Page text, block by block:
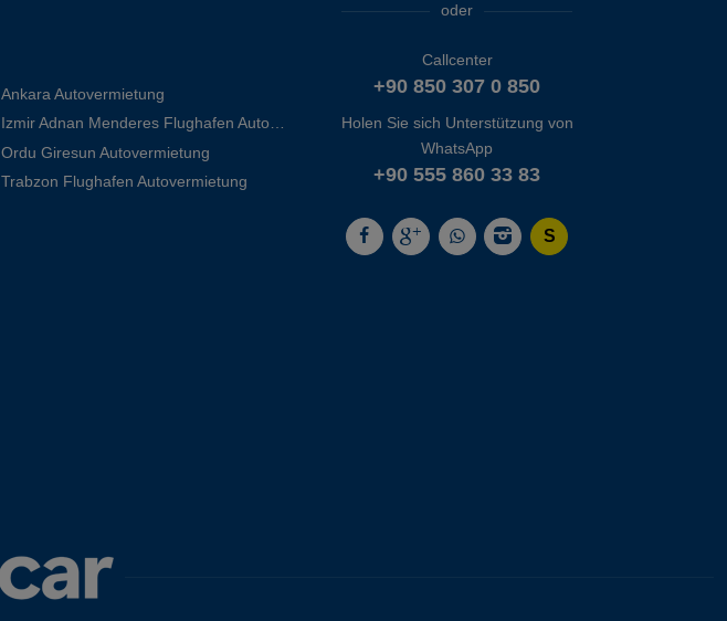
Ankara Autovermietung
Izmir Adnan Menderes Flughafen Autovermietung
Ordu Giresun Autovermietung
Trabzon Flughafen Autovermietung
oder
Callcenter
+90 850 307 0 850
Holen Sie sich Unterstützung von
WhatsApp
+90 555 860 33 83